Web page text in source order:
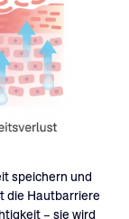
speichern und
die Hautbarriere
– sie wird